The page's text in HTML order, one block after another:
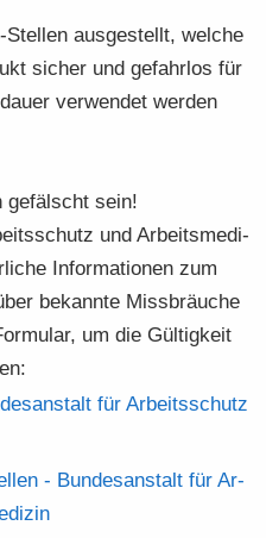
aus­ge­stellt, wel­che
si­cher und ge­fahr­los für
ver­wen­det wer­den
ge­fälscht sein!
und Ar­beits­me­di­
In­for­ma­tio­nen zum
be­kann­te Miss­bräu­che
um die Gül­tig­keit
für Ar­beits­schutz
-​ Bun­des­an­stalt für Ar­